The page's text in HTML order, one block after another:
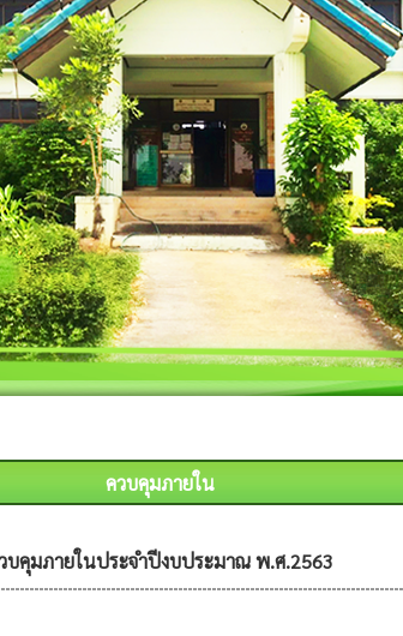
ควบคุมภายใน
บคุมภายในประจำปีงบประมาณ พ.ศ.2563